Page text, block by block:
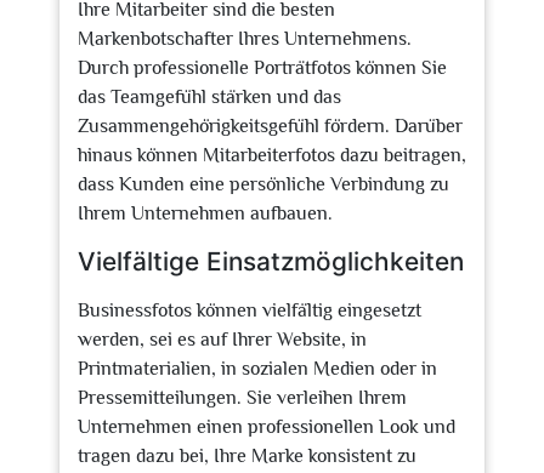
Ihre Mitarbeiter sind die besten
Markenbotschafter Ihres Unternehmens.
Durch professionelle Porträtfotos können Sie
das Teamgefühl stärken und das
Zusammengehörigkeitsgefühl fördern. Darüber
hinaus können Mitarbeiterfotos dazu beitragen,
dass Kunden eine persönliche Verbindung zu
Ihrem Unternehmen aufbauen.
Vielfältige Einsatzmöglichkeiten
Businessfotos können vielfältig eingesetzt
werden, sei es auf Ihrer Website, in
Printmaterialien, in sozialen Medien oder in
Pressemitteilungen. Sie verleihen Ihrem
Unternehmen einen professionellen Look und
tragen dazu bei, Ihre Marke konsistent zu